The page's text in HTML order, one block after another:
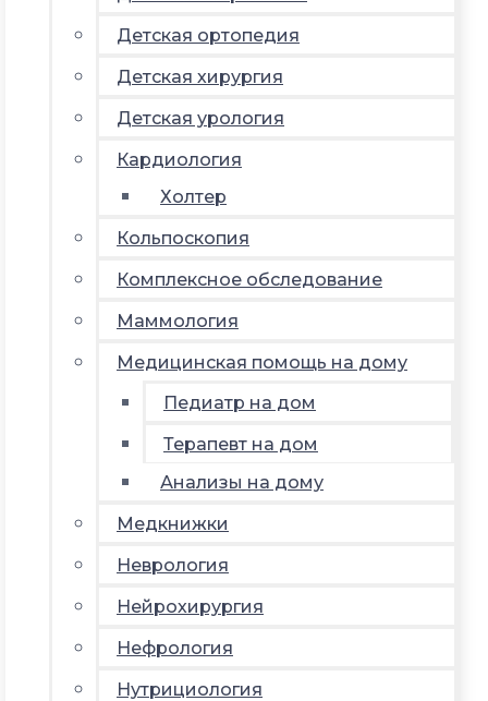
Детская ортопедия
Детская хирургия
Детская урология
Кардиология
Холтер
Кольпоскопия
Комплексное обследование
Маммология
Медицинская помощь на дому
Педиатр на дом
Терапевт на дом
Анализы на дому
Медкнижки
Неврология
Нейрохирургия
Нефрология
Нутрициология